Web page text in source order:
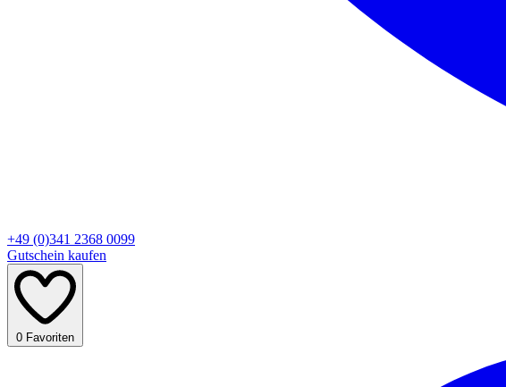
+49 (0)341 2368 0099
Gutschein kaufen
0 Favoriten